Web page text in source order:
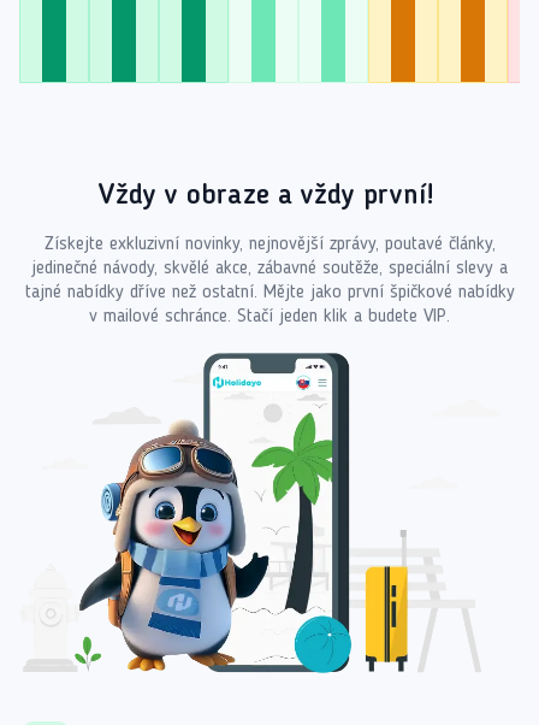
Vždy v obraze a vždy první!
Získejte exkluzivní novinky, nejnovější zprávy, poutavé články,
jedinečné návody, skvělé akce, zábavné soutěže, speciální slevy a
tajné nabídky dříve než ostatní. Mějte jako první špičkové nabídky
v mailové schránce. Stačí jeden klik a budete VIP.